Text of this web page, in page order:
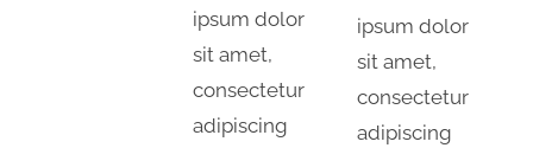
ipsum dolor
sit amet,
consectetur
adipiscing
ipsum dolor
sit amet,
consectetur
adipiscing